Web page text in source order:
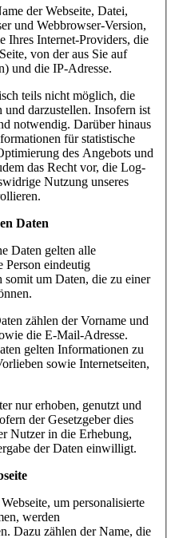
der Webseite, Datei,
und Webbrowser-Version,
Ihres Internet-Providers, die
von der aus Sie auf
und die IP-Adresse.
teils nicht möglich, die
und darzustellen. Insofern ist
notwendig. Darüber hinaus
für statistische
des Angebots und
das Recht vor, die Log-
Nutzung unseres
Daten
Daten gelten alle
Person eindeutig
um Daten, die zu einer
zählen der Vorname und
die E-Mail-Adresse.
gelten Informationen zu
sowie Internetseiten,
nur erhoben, genutzt und
der Gesetzgeber dies
Nutzer in die Erhebung,
der Daten einwilligt.
um personalisierte
werden
Dazu zählen der Name, die